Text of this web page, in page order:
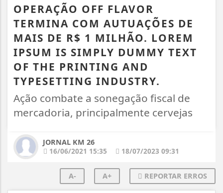
OPERAÇÃO OFF FLAVOR
TERMINA COM AUTUAÇÕES DE
MAIS DE R$ 1 MILHÃO. LOREM
IPSUM IS SIMPLY DUMMY TEXT
OF THE PRINTING AND
TYPESETTING INDUSTRY.
Ação combate a sonegação fiscal de
mercadoria, principalmente cervejas
JORNAL KM 26
16/06/2021 15:35
18/07/2023 09:31
A- A+ REPORTAR ERROS